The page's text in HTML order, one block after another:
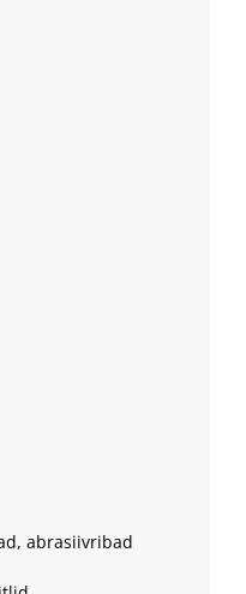
abrasiivribad